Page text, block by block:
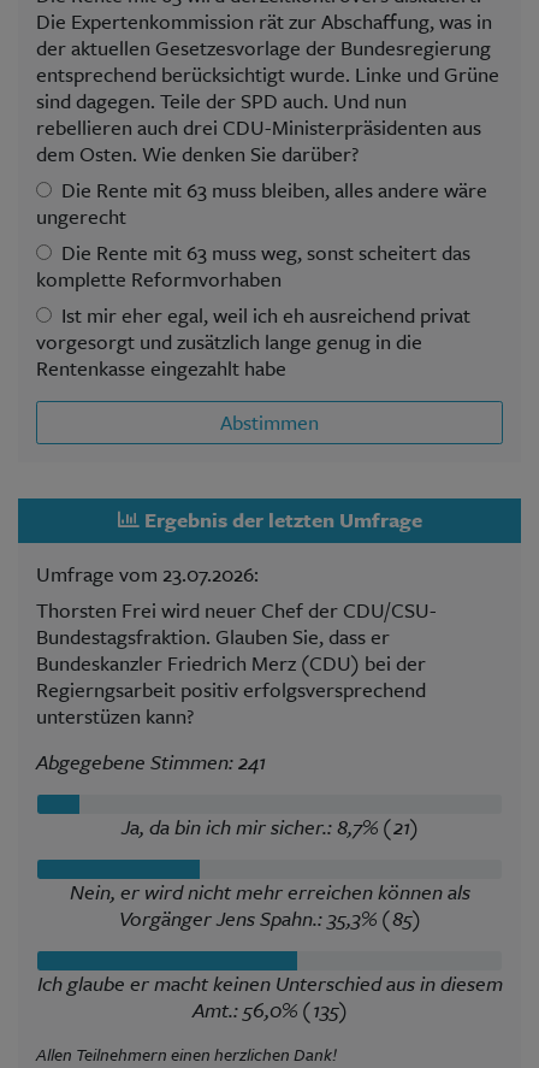
Die Expertenkommission rät zur Abschaffung, was in
der aktuellen Gesetzesvorlage der Bundesregierung
entsprechend berücksichtigt wurde. Linke und Grüne
sind dagegen. Teile der SPD auch. Und nun
rebellieren auch drei CDU-Ministerpräsidenten aus
dem Osten. Wie denken Sie darüber?
Die Rente mit 63 muss bleiben, alles andere wäre
ungerecht
Die Rente mit 63 muss weg, sonst scheitert das
komplette Reformvorhaben
Ist mir eher egal, weil ich eh ausreichend privat
vorgesorgt und zusätzlich lange genug in die
Rentenkasse eingezahlt habe
Abstimmen
Ergebnis der letzten Umfrage
Umfrage vom 23.07.2026:
Thorsten Frei wird neuer Chef der CDU/CSU-
Bundestagsfraktion. Glauben Sie, dass er
Bundeskanzler Friedrich Merz (CDU) bei der
Regierngsarbeit positiv erfolgsversprechend
unterstüzen kann?
Abgegebene Stimmen: 241
Ja, da bin ich mir sicher.: 8,7% (21)
Nein, er wird nicht mehr erreichen können als
Vorgänger Jens Spahn.: 35,3% (85)
Ich glaube er macht keinen Unterschied aus in diesem
Amt.: 56,0% (135)
Allen Teilnehmern einen herzlichen Dank!